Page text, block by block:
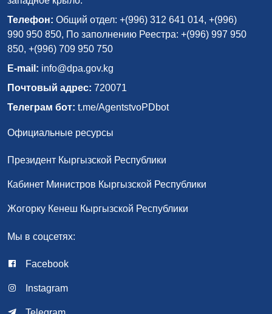
Телефон: Общий отдел: +(996) 312 641 014, +(996)
990 950 850, По заполнению Реестра: +(996) 997 950
850, +(996) 709 950 750
E-mail: info@dpa.gov.kg
Почтовый адрес: 720071
Телеграм бот: t.me/AgentstvoPDbot
Официальные ресурсы
Президент Кыргызской Республики
Кабинет Министров Кыргызской Республики
Жогорку Кенеш Кыргызской Республики
Мы в соцсетях:
Facebook
Instagram